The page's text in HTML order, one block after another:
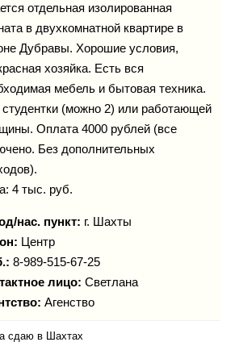
Карты
отдельная изолированная
в двухкомнатной квартире в
Дубравы. Хорошие условия,
хозяйка. Есть вся
мебель и бытовая техника.
(можно 2) или работающей
Оплата 4000 рублей (все
Без дополнительных
4 тыс. руб.
нас. пункт: г. Шахты
Центр
8-989-515-67-25
лицо: Светлана
Агенство
сдаю в Шахтах